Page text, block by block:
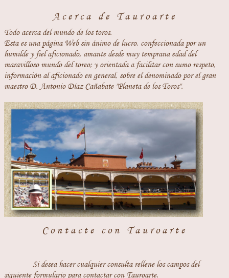
Acerca de Tauroarte
Todo acerca del mundo de los toros.
Esta es una página Web sin ánimo de lucro, confeccionada por un
humilde y fiel aficionado, amante desde muy temprana edad del
maravilloso mundo del toreo; y orientada a facilitar con sumo respeto,
información al aficionado en general, sobre el denominado por el gran
maestro D. Antonio Díaz Cañabate "Planeta de los Toros".
Contacte con Tauroarte
Si desea hacer cualquier consulta rellene los campos del
siguiente formulario para contactar con Tauroarte.